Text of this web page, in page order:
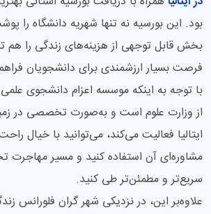
بود. این بورسیه نه تنها شهریه دانشگاه را
بخش قابل توجهی از هزینه‌های زندگی را هم
فرصت بسیار ارزشمندی برای دانشجویان
با توجه به اینکه موسسه اعزام دانشجوی
از وزارت علوم است و به‌صورت تخصصی در
ایتالیا فعالیت می‌کند، می‌توانید با خیال
مشاوره‌ای آن استفاده کنید و مسیر مهاجرت
سریع‌تر و مطمئن‌تر طی کنید.
علاوه‌بر این، در نزدیکی شهر گران فلورانس